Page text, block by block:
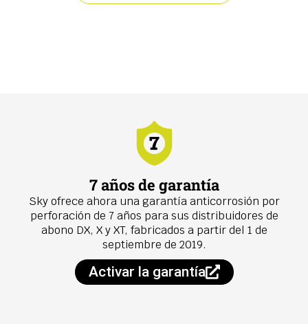
7 años de garantía
Sky ofrece ahora una garantía anticorrosión por
perforación de 7 años para sus distribuidores de
abono DX, X y XT, fabricados a partir del 1 de
septiembre de 2019.
Activar la garantía